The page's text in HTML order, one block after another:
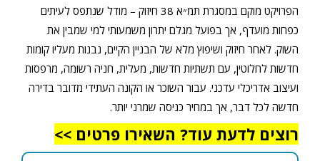
הפרויקט מוקם במסגרת תמ״א 38 חיזוק – מודל שנתפס לעיתים
כפחות מועדף, אך בפועל מגלם יתרון משמעותי למי שמבין את
השוק. לאחר חיזוק ושיפוץ מלא של הבניין הקיים, נבנות מעליו קומות
חדשות לחלוטין, עם תשתיות חדשות, מעלית, חניה רשומה, מרפסות
ועיצוב אדריכלי עדכני. עבור השוכר או הקונה העתידי מדובר בדירה
חדשה לכל דבר, אך במחיר כניסה שמרני יותר.
רוצים לדעת עוד? השאירו פרטים >>